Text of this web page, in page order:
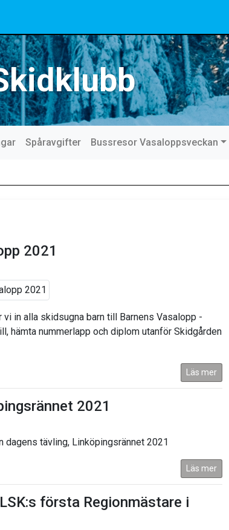
Spåravgifter Bussresor Vasaloppsveckan
2021
in alla skidsugna barn till Barnens Vasalopp -
hämta nummerlapp och diplom utanför Skidgården
Läs mer
2021
dagens tävling, Linköpingsrännet 2021
Läs mer
första Regionmästare i